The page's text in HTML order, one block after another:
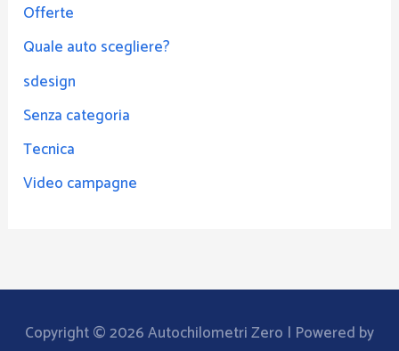
Offerte
Quale auto scegliere?
sdesign
Senza categoria
Tecnica
Video campagne
Copyright © 2026Autochilometri Zero | Powered by